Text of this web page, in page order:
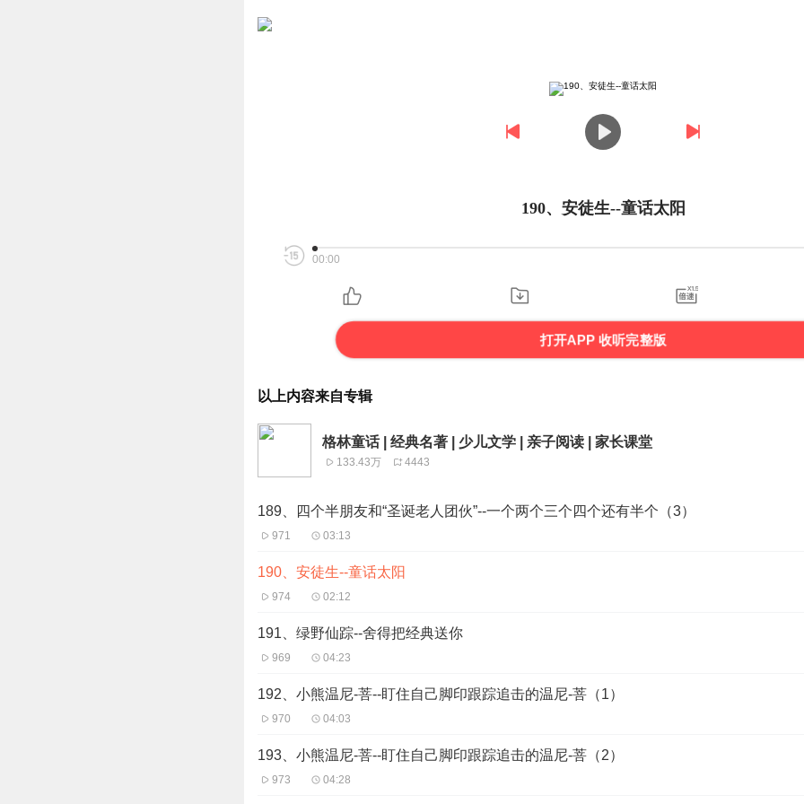
190、安徒生--童话太阳
00:00
打开APP 收听完整版
以上内容来自专辑
格林童话 | 经典名著 | 少儿文学 | 亲子阅读 | 家长课堂
133.43万 4443
189、四个半朋友和“圣诞老人团伙”--一个两个三个四个还有半个（3）
971 03:13
190、安徒生--童话太阳
974 02:12
191、绿野仙踪--舍得把经典送你
969 04:23
192、小熊温尼-菩--盯住自己脚印跟踪追击的温尼-菩（1）
970 04:03
193、小熊温尼-菩--盯住自己脚印跟踪追击的温尼-菩（2）
973 04:28